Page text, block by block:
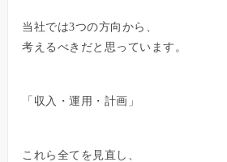
当社では3つの方向から、
考えるべきだと思っています。
「収入・運用・計画」
これら全てを見直し、